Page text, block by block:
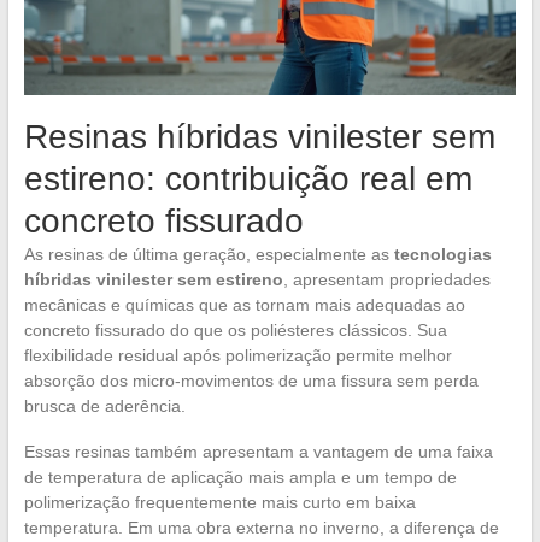
Resinas híbridas vinilester sem
estireno: contribuição real em
concreto fissurado
As resinas de última geração, especialmente as tecnologias
híbridas vinilester sem estireno, apresentam propriedades
mecânicas e químicas que as tornam mais adequadas ao
concreto fissurado do que os poliésteres clássicos. Sua
flexibilidade residual após polimerização permite melhor
absorção dos micro-movimentos de uma fissura sem perda
brusca de aderência.
Essas resinas também apresentam a vantagem de uma faixa
de temperatura de aplicação mais ampla e um tempo de
polimerização frequentemente mais curto em baixa
temperatura. Em uma obra externa no inverno, a diferença de